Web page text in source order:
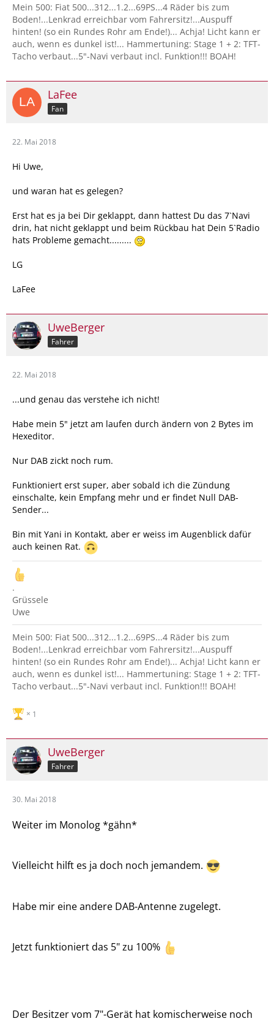
Mein 500: Fiat 500...312...1.2...69PS...4 Räder bis zum
Boden!...Lenkrad erreichbar vom Fahrersitz!...Auspuff
hinten! (so ein Rundes Rohr am Ende!)... Achja! Licht kann er
auch, wenn es dunkel ist!... Hammertuning: Stage 1 + 2: TFT-
Tacho verbaut...5"-Navi verbaut incl. Funktion!!! BOAH!
LaFee
Fan
22. Mai 2018
Hi Uwe,
und waran hat es gelegen?
Erst hat es ja bei Dir geklappt, dann hattest Du das 7`Navi
drin, hat nicht geklappt und beim Rückbau hat Dein 5`Radio
hats Probleme gemacht.........
LG
LaFee
UweBerger
Fahrer
22. Mai 2018
...und genau das verstehe ich nicht!
Habe mein 5" jetzt am laufen durch ändern von 2 Bytes im
Hexeditor.
Nur DAB zickt noch rum.
Funktioniert erst super, aber sobald ich die Zündung
einschalte, kein Empfang mehr und er findet Null DAB-
Sender...
Bin mit Yani in Kontakt, aber er weiss im Augenblick dafür
auch keinen Rat.
.
Grüssele
Uwe
Mein 500: Fiat 500...312...1.2...69PS...4 Räder bis zum
Boden!...Lenkrad erreichbar vom Fahrersitz!...Auspuff
hinten! (so ein Rundes Rohr am Ende!)... Achja! Licht kann er
auch, wenn es dunkel ist!... Hammertuning: Stage 1 + 2: TFT-
Tacho verbaut...5"-Navi verbaut incl. Funktion!!! BOAH!
1
UweBerger
Fahrer
30. Mai 2018
Weiter im Monolog *gähn*
Vielleicht hilft es ja doch noch jemandem.
Habe mir eine andere DAB-Antenne zugelegt.
Jetzt funktioniert das 5" zu 100%
Der Besitzer vom 7"-Gerät hat komischerweise noch